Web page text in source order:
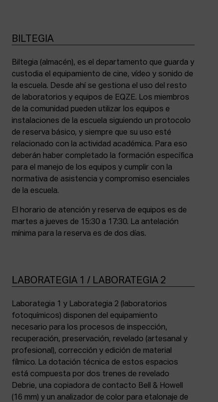
BILTEGIA
Biltegia (almacén), es el departamento que guarda y
custodia el equipamiento de cine, vídeo y sonido de
la escuela. Desde ahí se gestiona el uso del resto
de laboratorios y equipos de EQZE. Los miembros
de la comunidad pueden utilizar los equipos e
instalaciones de la escuela siguiendo un protocolo
de reserva básico, y siempre que su uso esté
relacionado con la actividad académica. Para eso
deberán haber completado la formación específica
para el manejo de los equipos y cumplir con la
normativa de asistencia y compromiso esenciales
de la escuela.
El horario de atención y reserva de equipos es de
martes a jueves de 15:30 a 17:30. La antelación
mínima para la reserva es de dos días.
LABORATEGIA 1 / LABORATEGIA 2
Laborategia 1 y Laborategia 2 (laboratorios
fotoquímicos) disponen del equipamiento
necesario para los procesos de inspección,
recuperación, preservación, revelado (artesanal y
profesional), corrección y edición de material
fílmico. La dotación técnica de estos espacios
está compuesta por dos trenes de revelado
Debrie, una copiadora de contacto Bell & Howell
(16 mm) y un analizador de color para etalonaje de